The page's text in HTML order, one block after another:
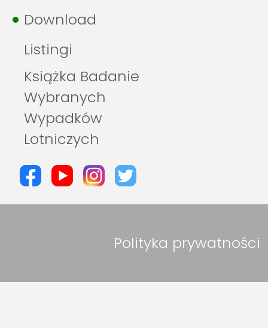
Download
Listingi
Książka Badanie
Wybranych
Wypadków
Lotniczych
Polityka prywatności